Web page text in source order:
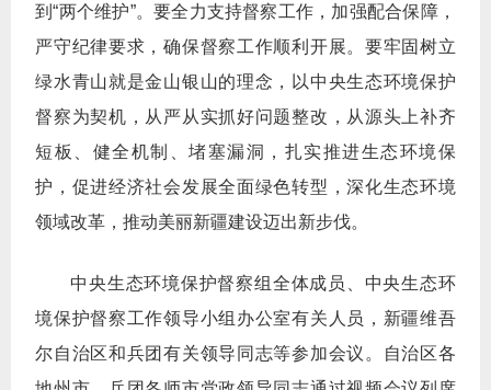
到“两个维护”。要全力支持督察工作，加强配合保障，
严守纪律要求，确保督察工作顺利开展。要牢固树立
绿水青山就是金山银山的理念，以中央生态环境保护
督察为契机，从严从实抓好问题整改，从源头上补齐
短板、健全机制、堵塞漏洞，扎实推进生态环境保
护，促进经济社会发展全面绿色转型，深化生态环境
领域改革，推动美丽新疆建设迈出新步伐。
中央生态环境保护督察组全体成员、中央生态环
境保护督察工作领导小组办公室有关人员，新疆维吾
尔自治区和兵团有关领导同志等参加会议。自治区各